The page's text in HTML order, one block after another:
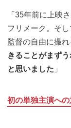
「35年前に上映
フリメーク。そ
監督の自由に撮れ
きることがまず
と思いました 」
初の単独主演へ